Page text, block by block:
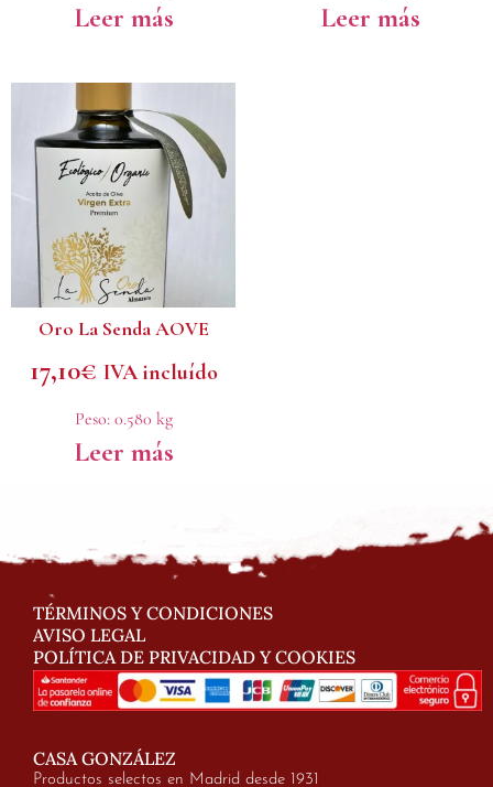
Leer más Leer más
Oro La Senda AOVE
17,10€ IVA incluído
Peso:0.580 kg
Leer más
TÉRMINOS Y CONDICIONES
AVISO LEGAL
POLÍTICA DE PRIVACIDAD Y COOKIES
CASA GONZÁLEZ
Productos selectos en Madrid desde 1931